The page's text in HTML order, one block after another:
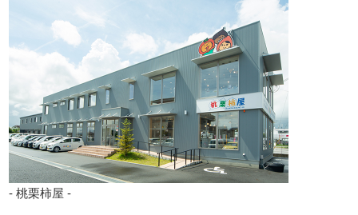
- 桃栗柿屋 -